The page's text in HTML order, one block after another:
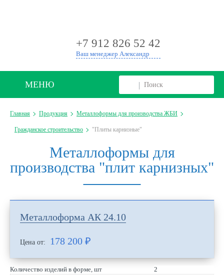
+7 912 826 52 42
Ваш менеджер Александр
МЕНЮ
Главная Продукция Металлоформы для производства ЖБИ
Гражданское строительство "Плиты карнизные"
Металлоформы для
производства "плит карнизных"
Металлоформа АК 24.10
Цена от: 178 200 ₽
Количество изделий в форме, шт
2